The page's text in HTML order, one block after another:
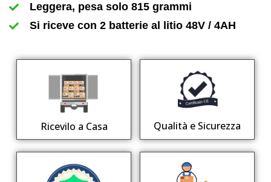
Leggera, pesa solo 815 grammi
Si riceve con 2 batterie al litio 48V / 4AH
Ricevilo a Casa Qualità e Sicurezza